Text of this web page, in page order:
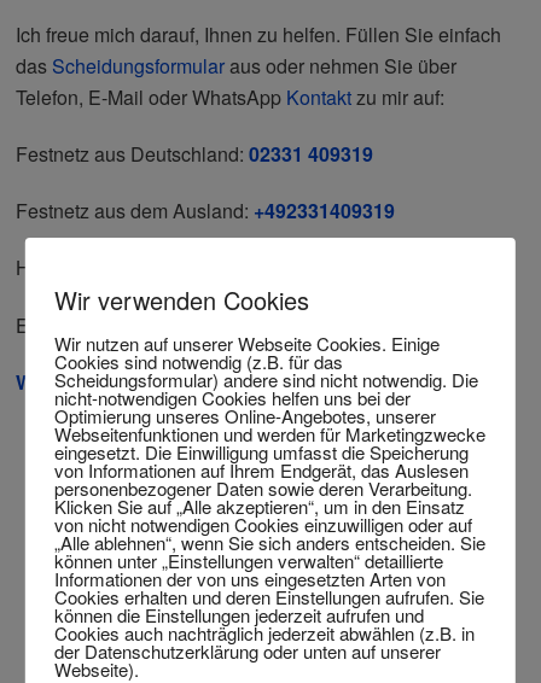
Ich freue mich darauf, Ihnen zu helfen. Füllen Sie einfach
das Scheidungsformularaus oder nehmen Sie über
Telefon, E-Mail oder WhatsApp Kontaktzu mir auf:
Festnetz aus Deutschland:02331 409319
Festnetz aus dem Ausland: +492331409319
Handy:
E-Mail:
WhatsApp
Name
Email
Comments
Wir verwenden Cookies
Wir nutzen auf unserer Webseite Cookies. Einige
Cookies sind notwendig (z.B. für das
Scheidungsformular) andere sind nicht notwendig. Die
nicht-notwendigen Cookies helfen uns bei der
Optimierung unseres Online-Angebotes, unserer
Webseitenfunktionen und werden für Marketingzwecke
eingesetzt. Die Einwilligung umfasst die Speicherung
von Informationen auf Ihrem Endgerät, das Auslesen
personenbezogener Daten sowie deren Verarbeitung.
Klicken Sie auf „Alle akzeptieren“, um in den Einsatz
von nicht notwendigen Cookies einzuwilligen oder auf
„Alle ablehnen“, wenn Sie sich anders entscheiden. Sie
können unter „Einstellungen verwalten“ detaillierte
Informationen der von uns eingesetzten Arten von
Cookies erhalten und deren Einstellungen aufrufen. Sie
können die Einstellungen jederzeit aufrufen und
Cookies auch nachträglich jederzeit abwählen (z.B. in
der Datenschutzerklärung oder unten auf unserer
Webseite).